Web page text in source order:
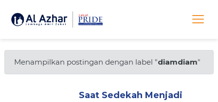
Menampilkan postingan dengan label "diamdiam"
Saat Sedekah Menjadi